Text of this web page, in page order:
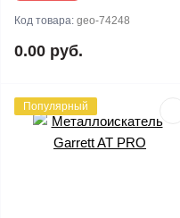
Код товара: geo-74248
0.00 руб.
Популярный